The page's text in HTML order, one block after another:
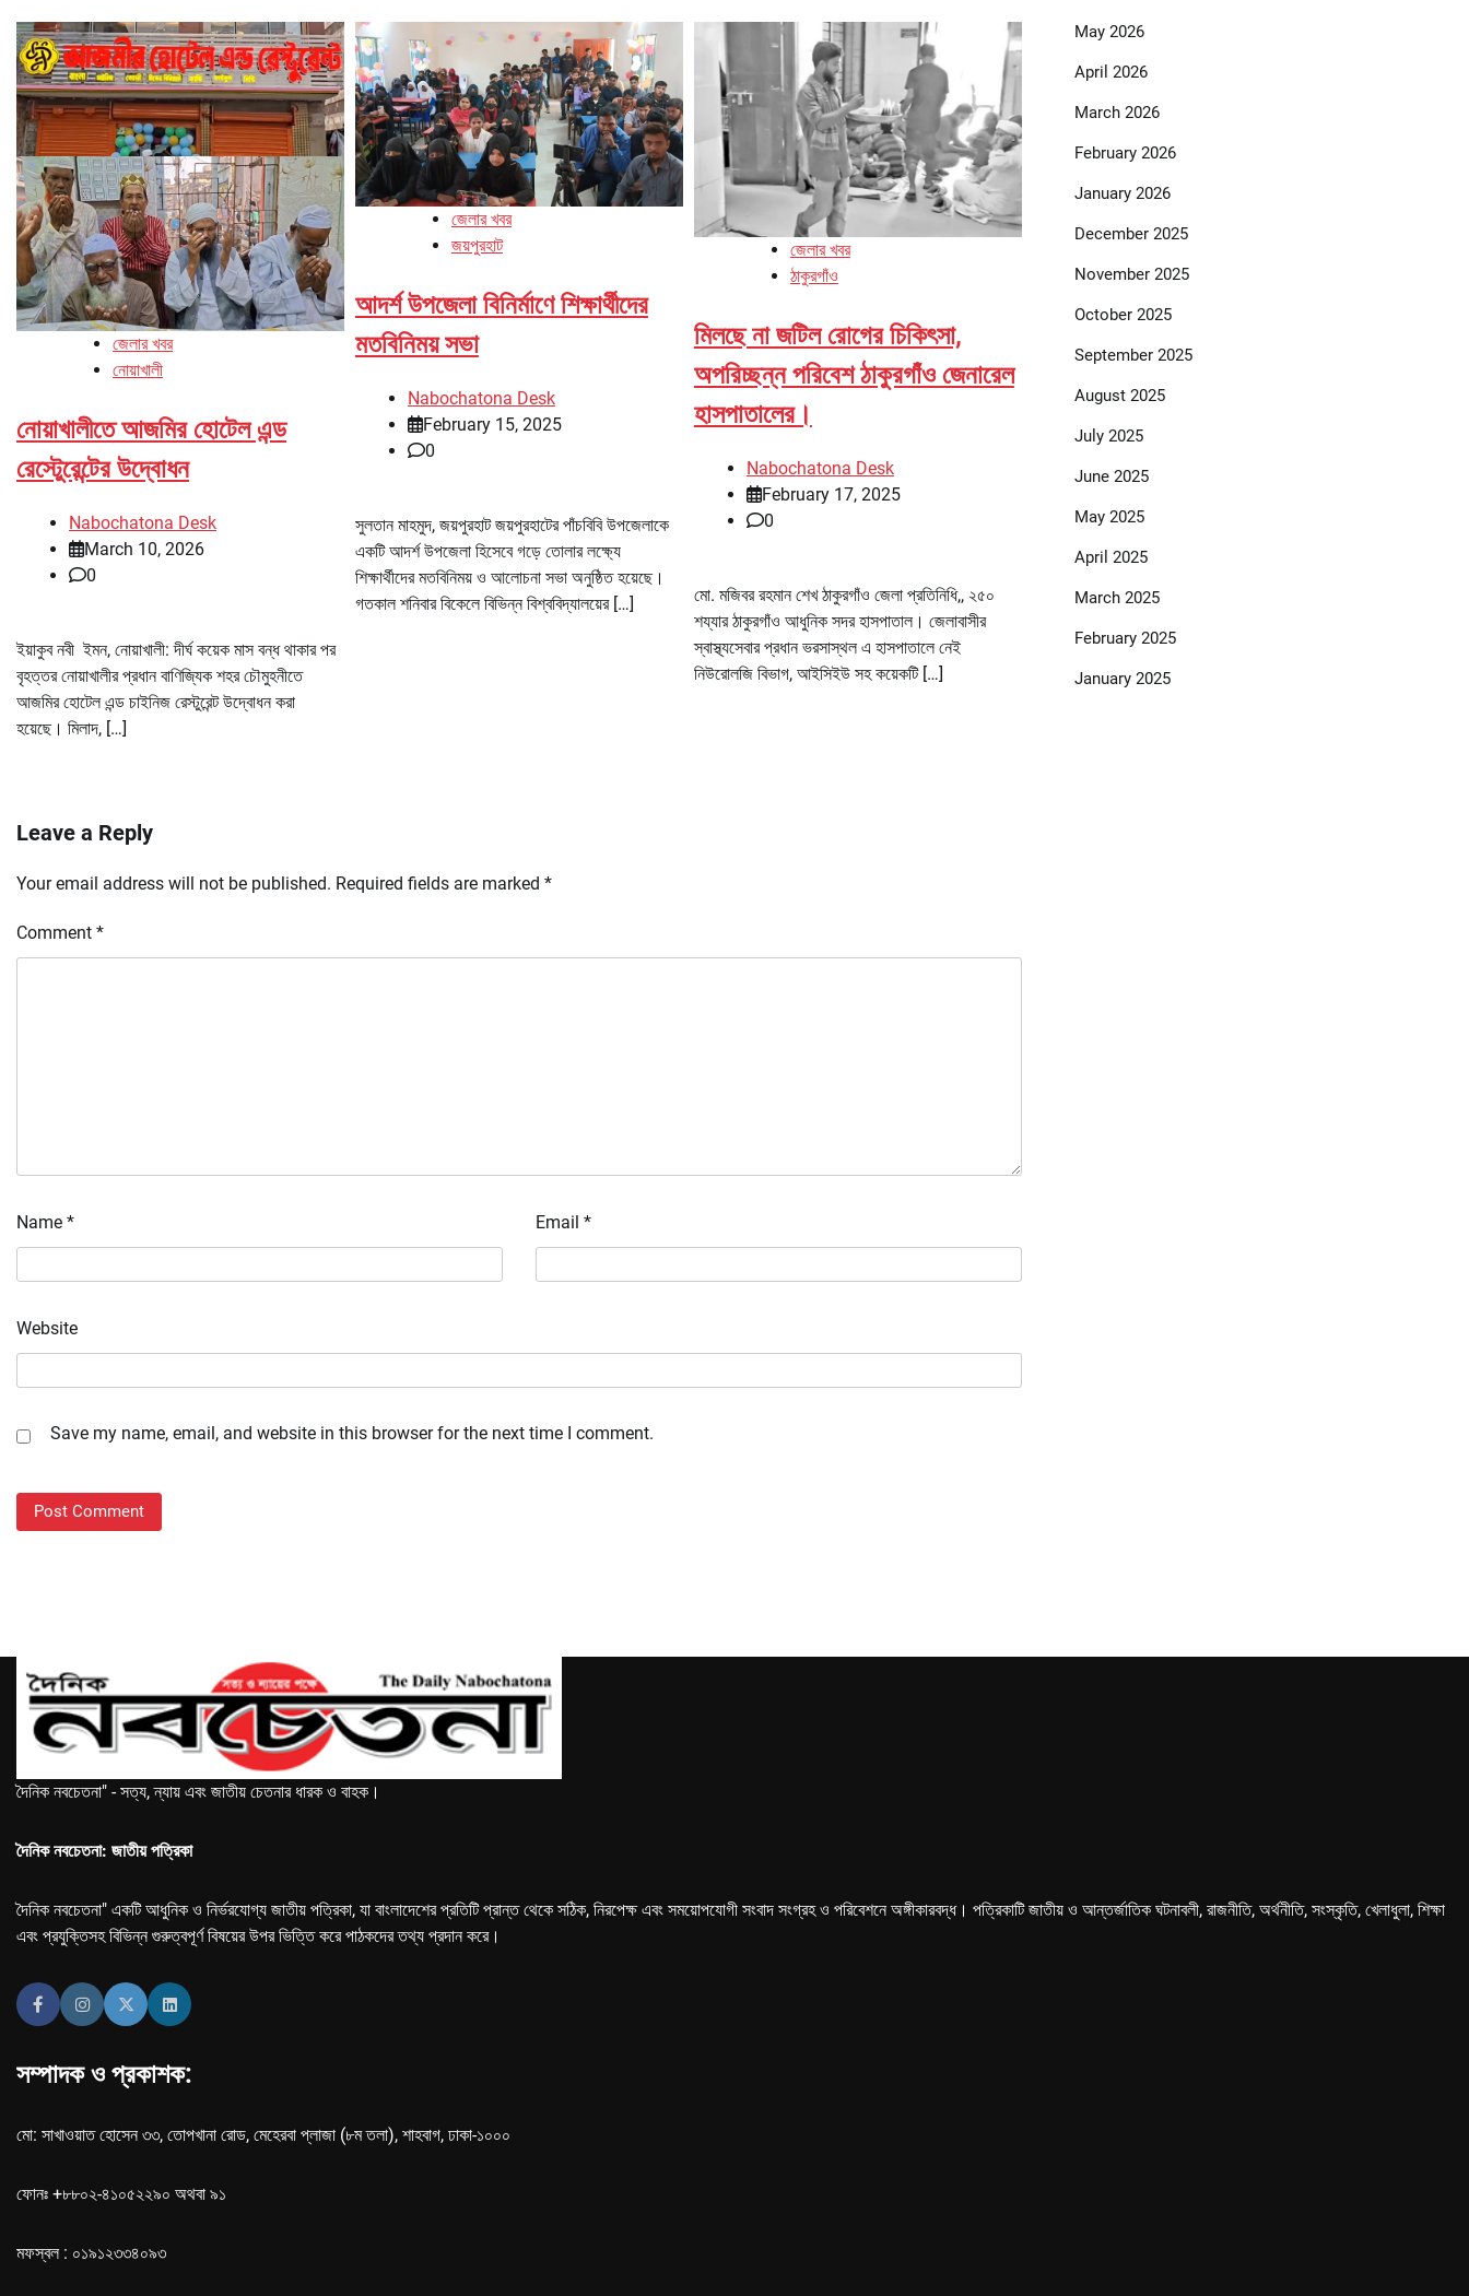
জেলার খবর
নোয়াখালী
নোয়াখালীতে আজমির হোটেল এন্ড
রেস্টেুরেন্টের উদ্বোধন
Nabochatona Desk
March 10, 2026
0
ইয়াকুব নবী ইমন, নোয়াখালী: দীর্ঘ কয়েক মাস বন্ধ থাকার পর
বৃহত্তর নোয়াখালীর প্রধান বাণিজ্যিক শহর চৌমুহনীতে
আজমির হোটেল এন্ড চাইনিজ রেস্টুরেন্ট উদ্বোধন করা
হয়েছে। মিলাদ, […]
জেলার খবর
জয়পুরহাট
আদর্শ উপজেলা বিনির্মাণে শিক্ষার্থীদের
মতবিনিময় সভা
Nabochatona Desk
February 15, 2025
0
সুলতান মাহমুদ, জয়পুরহাট জয়পুরহাটের পাঁচবিবি উপজেলাকে
একটি আদর্শ উপজেলা হিসেবে গড়ে তোলার লক্ষ্যে
শিক্ষার্থীদের মতবিনিময় ও আলোচনা সভা অনুষ্ঠিত হয়েছে।
গতকাল শনিবার বিকেলে বিভিন্ন বিশ্ববিদ্যালয়ের […]
জেলার খবর
ঠাকুরগাঁও
মিলছে না জটিল রোগের চিকিৎসা,
অপরিচ্ছন্ন পরিবেশ ঠাকুরগাঁও জেনারেল
হাসপাতালের।
Nabochatona Desk
February 17, 2025
0
মো. মজিবর রহমান শেখ ঠাকুরগাঁও জেলা প্রতিনিধি,, ২৫০
শয্যার ঠাকুরগাঁও আধুনিক সদর হাসপাতাল। জেলাবাসীর
স্বাস্থ্যসেবার প্রধান ভরসাস্থল এ হাসপাতালে নেই
নিউরোলজি বিভাগ, আইসিইউ সহ কয়েকটি […]
Leave a Reply
Your email address will not be published. Required fields are marked *
Comment *
Name * Email *
Website
Save my name, email, and website in this browser for the next time I comment.
May 2026
April 2026
March 2026
February 2026
January 2026
December 2025
November 2025
October 2025
September 2025
August 2025
July 2025
June 2025
May 2025
April 2025
March 2025
February 2025
January 2025
দৈনিক নবচেতনা" - সত্য, ন্যায় এবং জাতীয় চেতনার ধারক ও বাহক।
দৈনিক নবচেতনা: জাতীয় পত্রিকা
দৈনিক নবচেতনা" একটি আধুনিক ও নির্ভরযোগ্য জাতীয় পত্রিকা, যা বাংলাদেশের প্রতিটি প্রান্ত থেকে সঠিক, নিরপেক্ষ এবং সময়োপযোগী সংবাদ সংগ্রহ ও পরিবেশনে অঙ্গীকারবদ্ধ। পত্রিকাটি জাতীয় ও আন্তর্জাতিক ঘটনাবলী, রাজনীতি, অর্থনীতি, সংস্কৃতি, খেলাধুলা, শিক্ষা
এবং প্রযুক্তিসহ বিভিন্ন গুরুত্বপূর্ণ বিষয়ের উপর ভিত্তি করে পাঠকদের তথ্য প্রদান করে।
সম্পাদক ও প্রকাশক:
মো: সাখাওয়াত হোসেন ৩৩, তোপখানা রোড, মেহেরবা প্লাজা (৮ম তলা), শাহবাগ, ঢাকা-১০০০
ফোনঃ +৮৮০২-৪১০৫২২৯০ অথবা ৯১
মফস্বল : ০১৯১২৩৩৪০৯৩